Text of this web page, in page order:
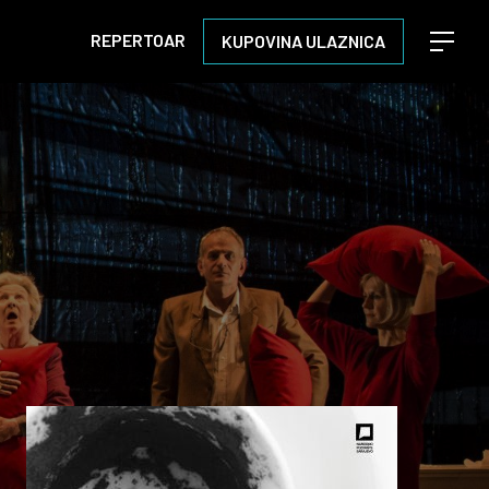
REPERTOAR KUPOVINA ULAZNICA
Open